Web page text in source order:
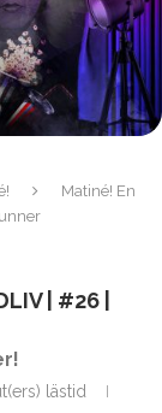
Matiné! En
| #26 |
lästid